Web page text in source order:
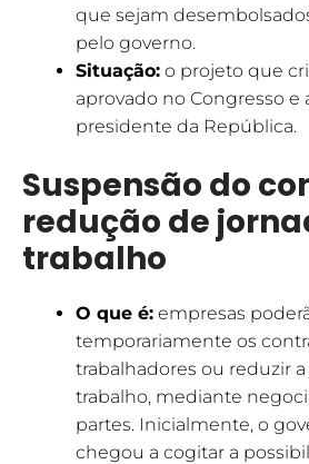
que sejam
pelo governo.
Situação: o projeto que
aprovado no Congresso e
presidente da República.
Suspensão do
redução de
trabalho
O que é: empresas
temporariamente os
trabalhadores ou reduzir
trabalho, mediante
partes. Inicialmente, o
chegou a cogitar a